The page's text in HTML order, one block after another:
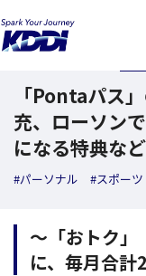
「Pontaパス
充、ローソン
になる特典な
#パーソナル #スポー
～「おトク」
に、毎月合